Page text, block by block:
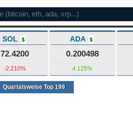
SOL $
72.4200
-2.210%
ADA $
0.200498
4.125%
Quartalsweise Top 199